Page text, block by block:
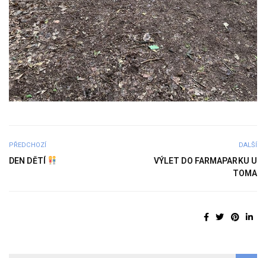
PŘEDCHOZÍ
DEN DĚTÍ
DALŠÍ
VÝLET DO FARMAPARKU U
TOMA